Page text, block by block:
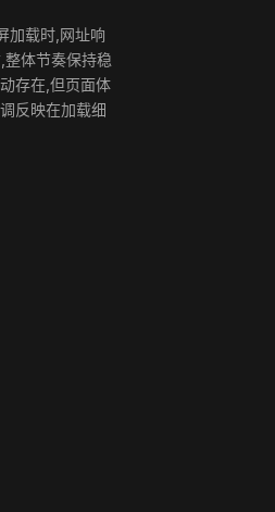
加载时,网址响
体节奏保持稳
存在,但页面体
反映在加载细